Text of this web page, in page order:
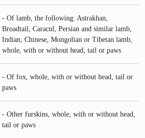
- Of lamb, the following: Astrakhan,
Broadtail, Caracul, Persian and similar lamb,
Indian, Chinese, Mongolian or Tibetan lamb,
whole, with or without head, tail or paws
- Of fox, whole, with or without head, tail or
paws
- Other furskins, whole, with or without head,
tail or paws